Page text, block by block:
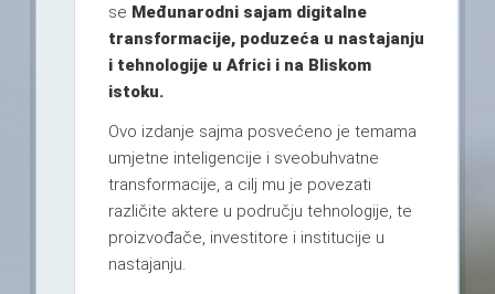
se Međunarodni sajam digitalne
transformacije, poduzeća u nastajanju
i tehnologije u Africi i na Bliskom
istoku.
Ovo izdanje sajma posvećeno je temama
umjetne inteligencije i sveobuhvatne
transformacije, a cilj mu je povezati
različite aktere u području tehnologije, te
proizvođače, investitore i institucije u
nastajanju.